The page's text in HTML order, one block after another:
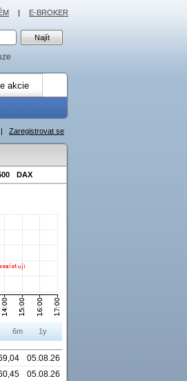
akcie
| Zaregistrovat se
DAX
6m 1y
05.08.26
05.08.26
| E-BROKER